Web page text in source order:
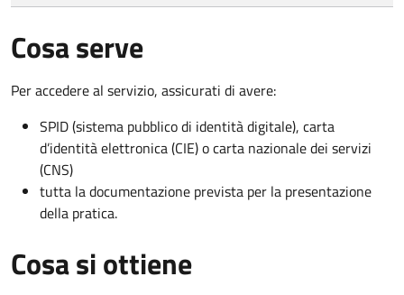
Cosa serve
Per accedere al servizio, assicurati di avere:
SPID (sistema pubblico di identità digitale), carta
d’identità elettronica (CIE) o carta nazionale dei servizi
(CNS)
tutta la documentazione prevista per la presentazione
della pratica.
Cosa si ottiene